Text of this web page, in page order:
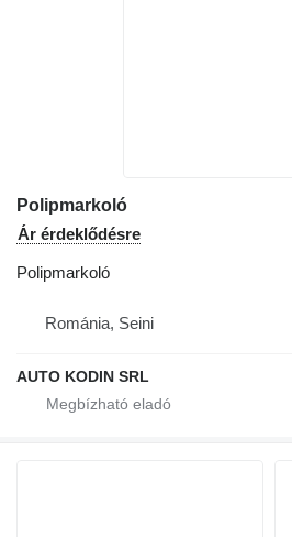
Polipmarkoló
Ár érdeklődésre
Polipmarkoló
Románia, Seini
AUTO KODIN SRL